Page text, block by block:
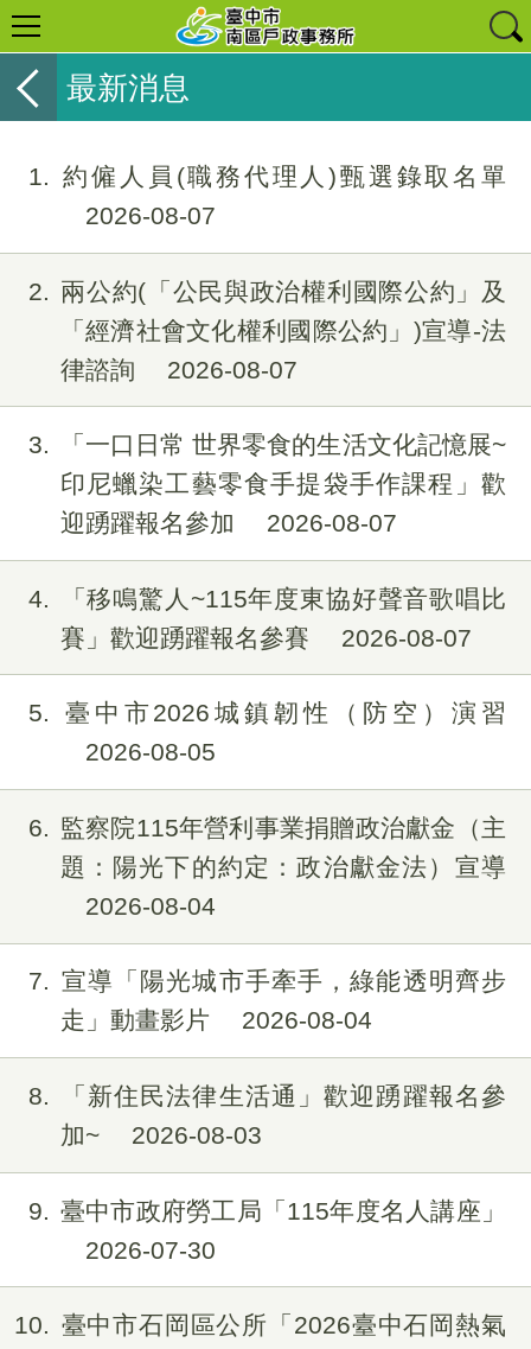
最新消息
1
約僱人員(職務代理人)甄選錄取名單
2026-08-07
2
兩公約(「公民與政治權利國際公約」及
「經濟社會文化權利國際公約」)宣導-法
律諮詢
2026-08-07
3
「一口日常 世界零食的生活文化記憶展~
印尼蠟染工藝零食手提袋手作課程」歡
迎踴躍報名參加
2026-08-07
4
「移鳴驚人~115年度東協好聲音歌唱比
賽」歡迎踴躍報名參賽
2026-08-07
5
臺中市2026城鎮韌性（防空）演習
2026-08-05
6
監察院115年營利事業捐贈政治獻金（主
題：陽光下的約定：政治獻金法）宣導
2026-08-04
7
宣導「陽光城市手牽手，綠能透明齊步
走」動畫影片
2026-08-04
8
「新住民法律生活通」歡迎踴躍報名參
加~
2026-08-03
9
臺中市政府勞工局「115年度名人講座」
2026-07-30
10
臺中市石岡區公所「2026臺中石岡熱氣